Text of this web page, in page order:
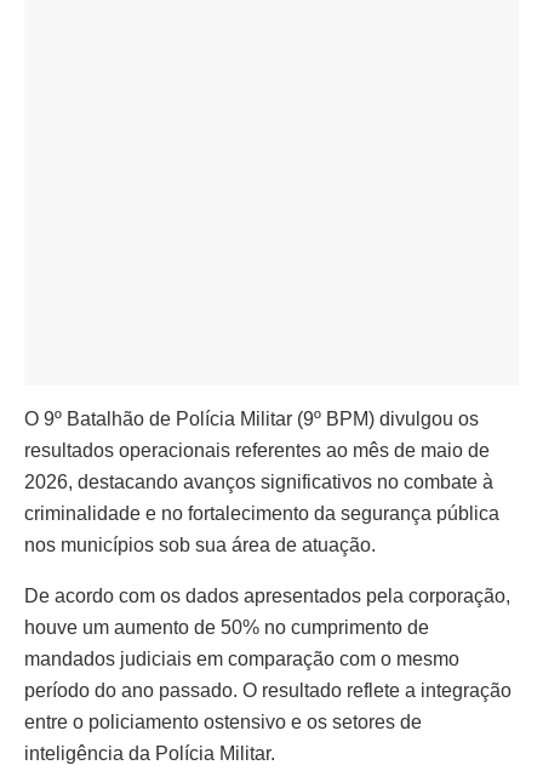
O 9º Batalhão de Polícia Militar (9º BPM) divulgou os
resultados operacionais referentes ao mês de maio de
2026, destacando avanços significativos no combate à
criminalidade e no fortalecimento da segurança pública
nos municípios sob sua área de atuação.
De acordo com os dados apresentados pela corporação,
houve um aumento de 50% no cumprimento de
mandados judiciais em comparação com o mesmo
período do ano passado. O resultado reflete a integração
entre o policiamento ostensivo e os setores de
inteligência da Polícia Militar.